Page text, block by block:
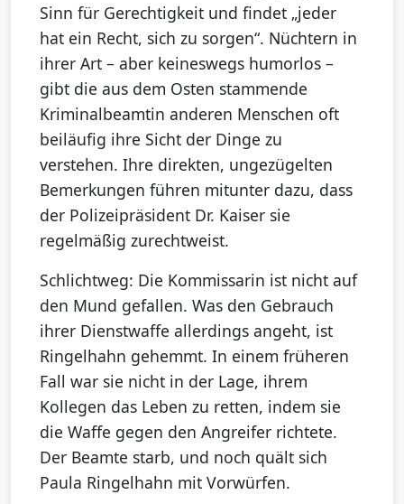
Sinn für Gerechtigkeit und findet „jeder
hat ein Recht, sich zu sorgen“. Nüchtern in
ihrer Art – aber keineswegs humorlos –
gibt die aus dem Osten stammende
Kriminalbeamtin anderen Menschen oft
beiläufig ihre Sicht der Dinge zu
verstehen. Ihre direkten, ungezügelten
Bemerkungen führen mitunter dazu, dass
der Polizeipräsident Dr. Kaiser sie
regelmäßig zurechtweist.
Schlichtweg: Die Kommissarin ist nicht auf
den Mund gefallen. Was den Gebrauch
ihrer Dienstwaffe allerdings angeht, ist
Ringelhahn gehemmt. In einem früheren
Fall war sie nicht in der Lage, ihrem
Kollegen das Leben zu retten, indem sie
die Waffe gegen den Angreifer richtete.
Der Beamte starb, und noch quält sich
Paula Ringelhahn mit Vorwürfen.